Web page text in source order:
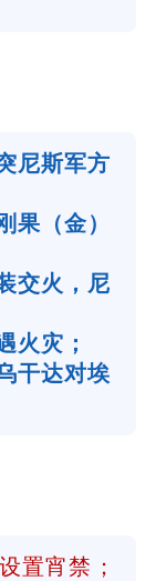
尼斯军方
果（金）
交火，尼
火灾；
干达对埃
置宵禁；